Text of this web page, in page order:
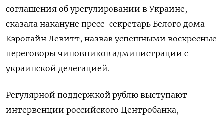
соглашения об урегулировании в Украине,
сказала накануне пресс-секретарь Белого дома
Кэролайн Левитт, назвав успешными воскресные
переговоры чиновников администрации с
украинской делегацией.
Регулярной поддержкой рублю выступают
интервенции российского Центробанка,